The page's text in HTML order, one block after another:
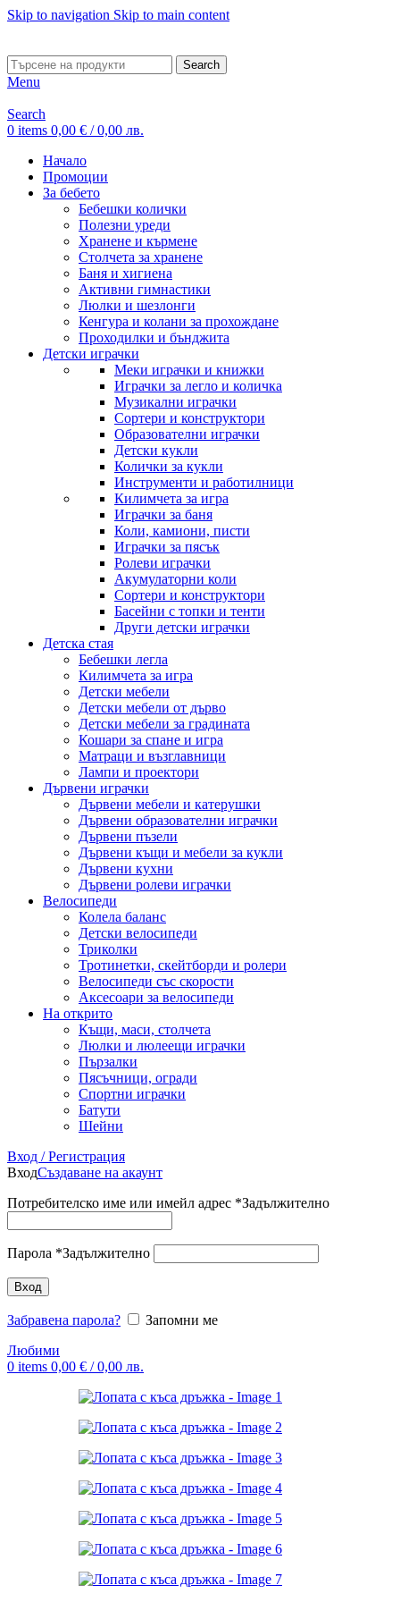
Skip to navigation Skip to main content
Search
Menu
Search
0 items 0,00 € / 0,00 лв.
Начало
Промоции
За бебето
Бебешки колички
Полезни уреди
Хранене и кърмене
Столчета за хранене
Баня и хигиена
Активни гимнастики
Люлки и шезлонги
Кенгура и колани за прохождане
Проходилки и бънджита
Детски играчки
Меки играчки и книжки
Играчки за легло и количка
Музикални играчки
Сортери и конструктори
Образователни играчки
Детски кукли
Колички за кукли
Инструменти и работилници
Килимчета за игра
Играчки за баня
Коли, камиони, писти
Играчки за пясък
Ролеви играчки
Акумулаторни коли
Сортери и конструктори
Басейни с топки и тенти
Други детски играчки
Детска стая
Бебешки легла
Килимчета за игра
Детски мебели
Детски мебели от дърво
Детски мебели за градината
Кошари за спане и игра
Матраци и възглавници
Лампи и проектори
Дървени играчки
Дървени мебели и катерушки
Дървени образователни играчки
Дървени пъзели
Дървени къщи и мебели за кукли
Дървени кухни
Дървени ролеви играчки
Велосипеди
Колела баланс
Детски велосипеди
Триколки
Тротинетки, скейтборди и ролери
Велосипеди със скорости
Аксесоари за велосипеди
На открито
Къщи, маси, столчета
Люлки и люлеещи играчки
Пързалки
Пясъчници, огради
Спортни играчки
Батути
Шейни
Вход / Регистрация
ВходСъздаване на акаунт
Потребителско име или имейл адрес *Задължително
Парола *Задължително
Вход
Забравена парола?
Запомни ме
Любими
0 items 0,00 € / 0,00 лв.